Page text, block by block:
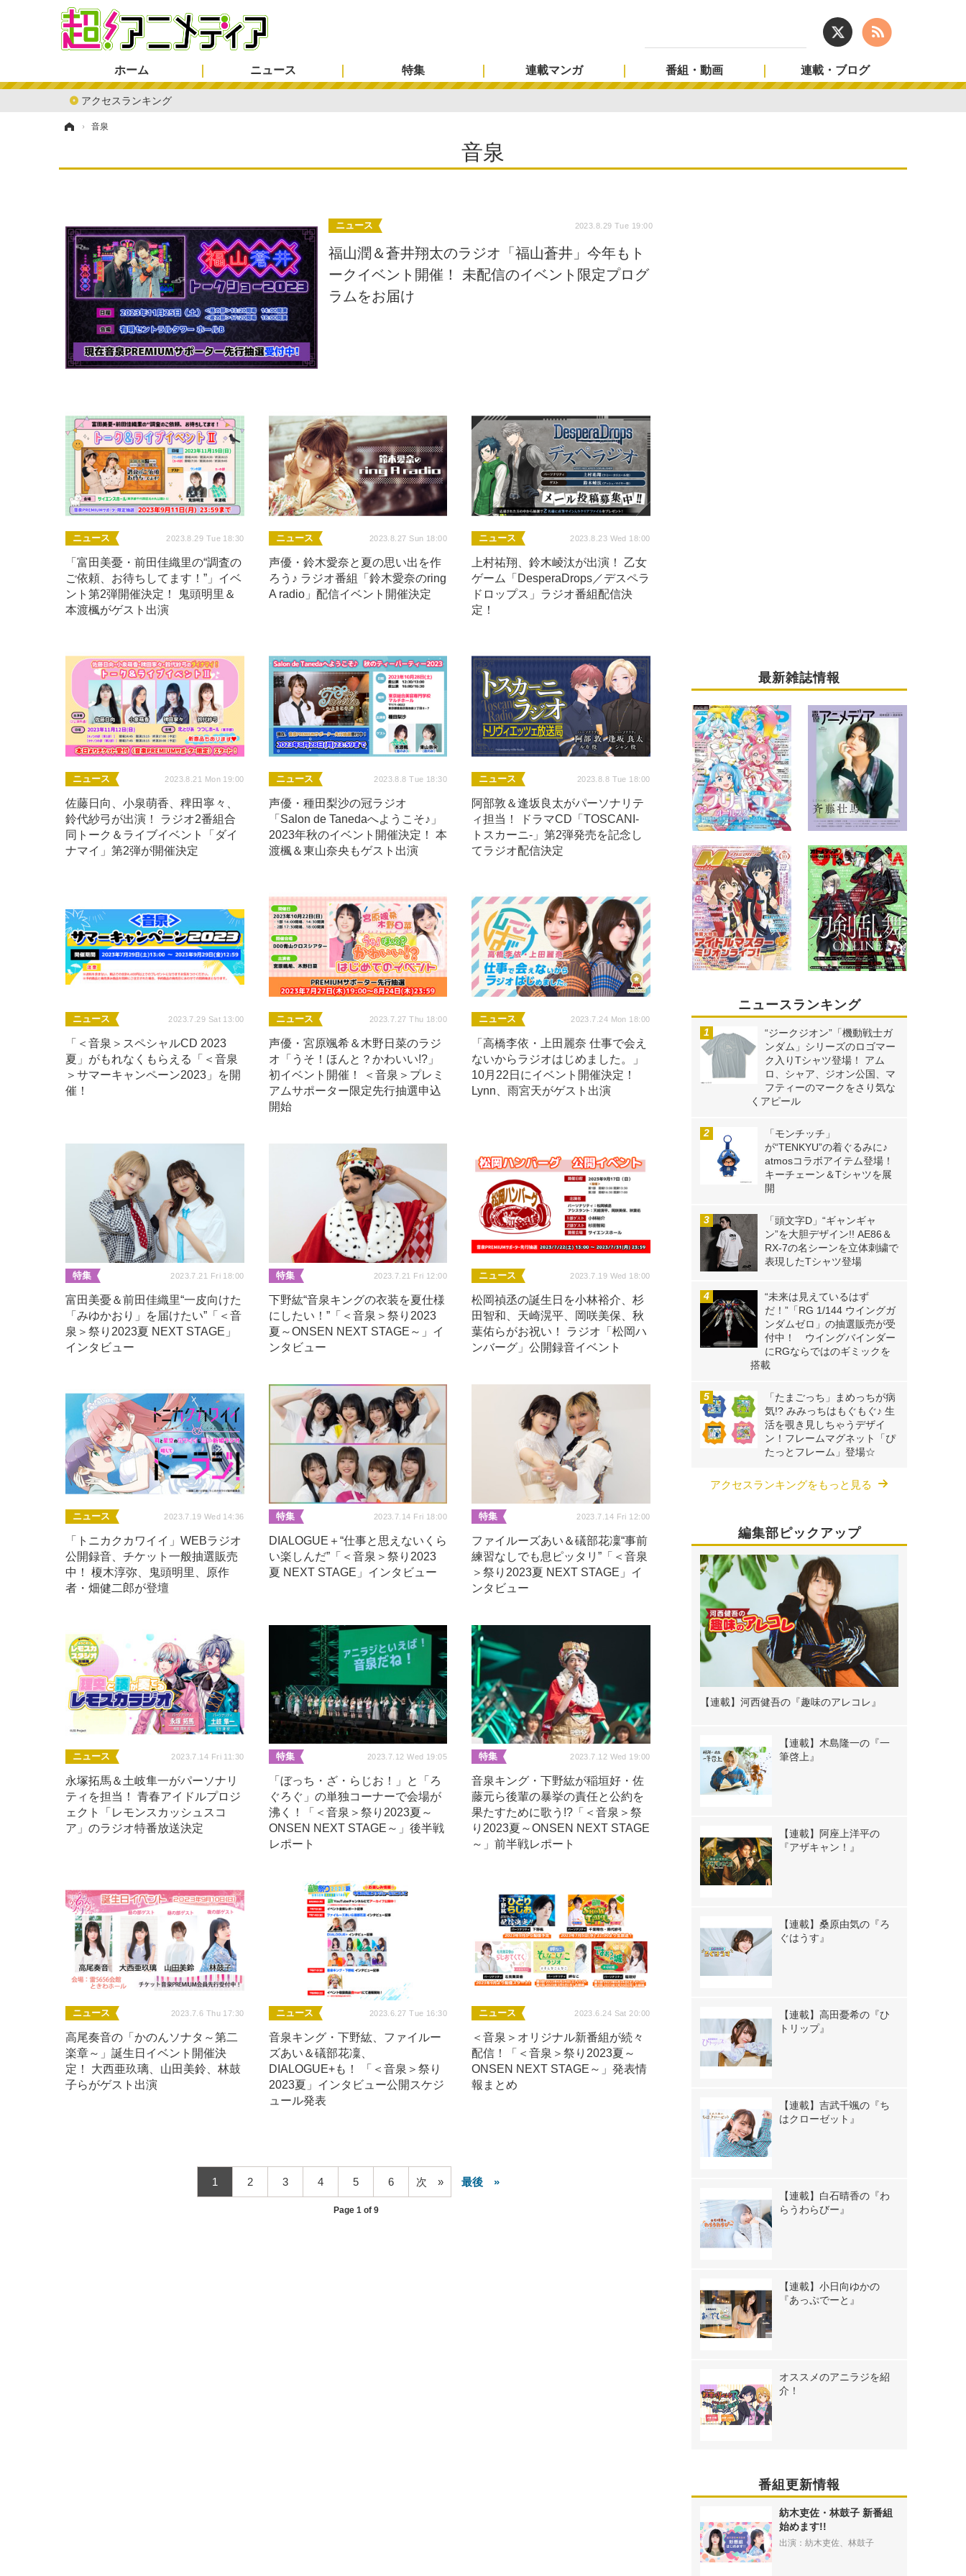
ホーム
アクセスランキング
ニュース 特集 連載マンガ 番組・動画 連載・ブログ
› 音泉
音泉
ニュース 2023.8.29 Tue 19:00
福山潤＆蒼井翔太のラジオ「福山蒼井」今年もト
ークイベント開催！ 未配信のイベント限定プログ
ラムをお届け
ニュース 2023.8.29 Tue 18:30
「富田美憂・前田佳織里の“調査の
ご依頼、お待ちしてます！”」イベ
ント第2弾開催決定！ 鬼頭明里＆
本渡楓がゲスト出演
ニュース 2023.8.27 Sun 18:00
声優・鈴木愛奈と夏の思い出を作
ろう♪ ラジオ番組「鈴木愛奈のring
A radio」配信イベント開催決定
ニュース 2023.8.23 Wed 18:00
上村祐翔、鈴木崚汰が出演！ 乙女
ゲーム「DesperaDrops／デスペラ
ドロップス」ラジオ番組配信決
定！
ニュース 2023.8.21 Mon 19:00
佐藤日向、小泉萌香、稗田寧々、
鈴代紗弓が出演！ ラジオ2番組合
同トーク＆ライブイベント「ダイ
ナマイ」第2弾が開催決定
ニュース 2023.8.8 Tue 18:30
声優・種田梨沙の冠ラジオ
「Salon de Tanedaへようこそ♪」
2023年秋のイベント開催決定！ 本
渡楓＆東山奈央もゲスト出演
ニュース 2023.8.8 Tue 18:00
阿部敦＆逢坂良太がパーソナリテ
ィ担当！ ドラマCD「TOSCANI-
トスカーニ-」第2弾発売を記念し
てラジオ配信決定
ニュース 2023.7.29 Sat 13:00
「＜音泉＞スペシャルCD 2023
夏」がもれなくもらえる「＜音泉
＞サマーキャンペーン2023」を開
催！
ニュース 2023.7.27 Thu 18:00
声優・宮原颯希＆木野日菜のラジ
オ「うそ！ほんと？かわいい!?」
初イベント開催！ ＜音泉＞プレミ
アムサポーター限定先行抽選申込
開始
ニュース 2023.7.24 Mon 18:00
「高橋李依・上田麗奈 仕事で会え
ないからラジオはじめました。」
10月22日にイベント開催決定！
Lynn、雨宮天がゲスト出演
特集 2023.7.21 Fri 18:00
富田美憂＆前田佳織里“一皮向けた
「みゆかおり」を届けたい”「＜音
泉＞祭り2023夏 NEXT STAGE」
インタビュー
特集 2023.7.21 Fri 12:00
下野紘“音泉キングの衣装を夏仕様
にしたい！”「＜音泉＞祭り2023
夏～ONSEN NEXT STAGE～」イ
ンタビュー
ニュース 2023.7.19 Wed 18:00
松岡禎丞の誕生日を小林裕介、杉
田智和、天崎滉平、岡咲美保、秋
葉佑らがお祝い！ ラジオ「松岡ハ
ンバーグ」公開録音イベント
ニュース 2023.7.19 Wed 14:36
「トニカクカワイイ」WEBラジオ
公開録音、チケット一般抽選販売
中！ 榎木淳弥、鬼頭明里、原作
者・畑健二郎が登壇
特集 2023.7.14 Fri 18:00
DIALOGUE＋“仕事と思えないくら
い楽しんだ”「＜音泉＞祭り2023
夏 NEXT STAGE」インタビュー
特集 2023.7.14 Fri 12:00
ファイルーズあい＆礒部花凜“事前
練習なしでも息ピッタリ”「＜音泉
＞祭り2023夏 NEXT STAGE」イ
ンタビュー
ニュース 2023.7.14 Fri 11:30
永塚拓馬＆土岐隼一がパーソナリ
ティを担当！ 青春アイドルプロジ
ェクト「レモンスカッシュスコ
ア」のラジオ特番放送決定
特集 2023.7.12 Wed 19:05
「ぼっち・ざ・らじお！」と「ろ
ぐろぐ」の単独コーナーで会場が
沸く！「＜音泉＞祭り2023夏～
ONSEN NEXT STAGE～」後半戦
レポート
特集 2023.7.12 Wed 19:00
音泉キング・下野紘が稲垣好・佐
藤元ら後輩の暴挙の責任と公約を
果たすために歌う!?「＜音泉＞祭
り2023夏～ONSEN NEXT STAGE
～」前半戦レポート
ニュース 2023.7.6 Thu 17:30
高尾奏音の「かのんソナタ～第二
楽章～」誕生日イベント開催決
定！ 大西亜玖璃、山田美鈴、林鼓
子らがゲスト出演
ニュース 2023.6.27 Tue 16:30
音泉キング・下野紘、ファイルー
ズあい＆礒部花凜、
DIALOGUE+も！ 「＜音泉＞祭り
2023夏」インタビュー公開スケジ
ュール発表
ニュース 2023.6.24 Sat 20:00
＜音泉＞オリジナル新番組が続々
配信！「＜音泉＞祭り2023夏～
ONSEN NEXT STAGE～」発表情
報まとめ
1 2 3 4 5 6 次 最後
Page 1 of 9
最新雑誌情報
ニュースランキング
“ジークジオン”「機動戦士ガ
ンダム」シリーズのロゴマー
ク入りTシャツ登場！ アム
ロ、シャア、ジオン公国、マ
フティーのマークをさり気な
くアピール
「モンチッチ」
が“TENKYU”の着ぐるみに♪
atmosコラボアイテム登場！
キーチェーン＆Tシャツを展
開
「頭文字D」“ギャンギャ
ン”を大胆デザイン!! AE86＆
RX-7の名シーンを立体刺繍で
表現したTシャツ登場
“未来は見えているはず
だ！”「RG 1/144 ウイングガ
ンダムゼロ」の抽選販売が受
付中！ ウイングバインダー
にRGならではのギミックを
搭載
「たまごっち」まめっちが病
気!? みみっちはもぐもぐ♪ 生
活を覗き見しちゃうデザイ
ン！フレームマグネット「ぴ
たっとフレーム」登場☆
アクセスランキングをもっと見る
編集部ピックアップ
【連載】河西健吾の『趣味のアレコレ』
【連載】木島隆一の『一
筆啓上』
【連載】阿座上洋平の
『アザキャン！』
【連載】桑原由気の『ろ
ぐはうす』
【連載】高田憂希の『ひ
トリップ』
【連載】吉武千颯の『ち
はクローゼット』
【連載】白石晴香の『わ
らうわらびー』
【連載】小日向ゆかの
『あっぷでーと』
オススメのアニラジを紹
介！
番組更新情報
紡木吏佐・林鼓子 新番組
始めます!!
出演：紡木吏佐、林鼓子